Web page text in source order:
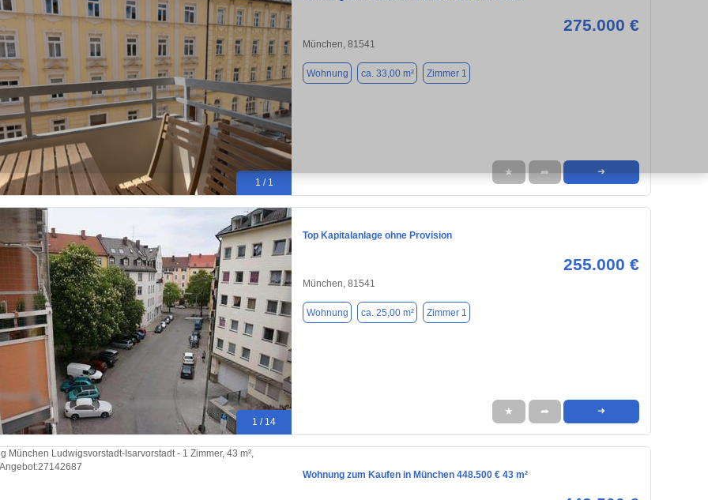
1 / 1
275.000 €
München, 81541
Wohnung ca. 33,00 m² Zimmer 1
★ ➦ ➜
1 / 14
Top Kapitalanlage ohne Provision
255.000 €
München, 81541
Wohnung ca. 25,00 m² Zimmer 1
★ ➦ ➜
Wohnung zum Kaufen in München 448.500 € 43 m²